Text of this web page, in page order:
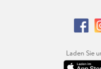
Laden Sie